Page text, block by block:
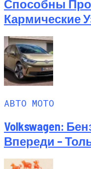
Способны
Кармические
АВТО МОТО
Volkswagen:
Впереди –